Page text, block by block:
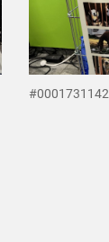
#0001731142